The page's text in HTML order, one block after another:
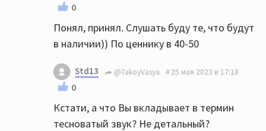
0
Понял, принял. Слушать буду те, что будут
в наличии)) По ценнику в 40-50
Std13 @TakoyVasya 25 мая 2023 в 17:18
0
Кстати, а что Вы вкладывает в термин
тесноватый звук? Не детальный?